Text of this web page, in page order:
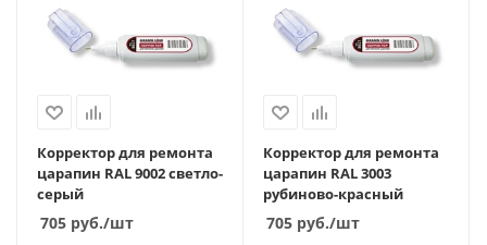
Корректор для ремонта
царапин RAL 9002 светло-
серый
705 руб./шт
Корректор для ремонта
царапин RAL 3003
рубиново-красный
705 руб./шт